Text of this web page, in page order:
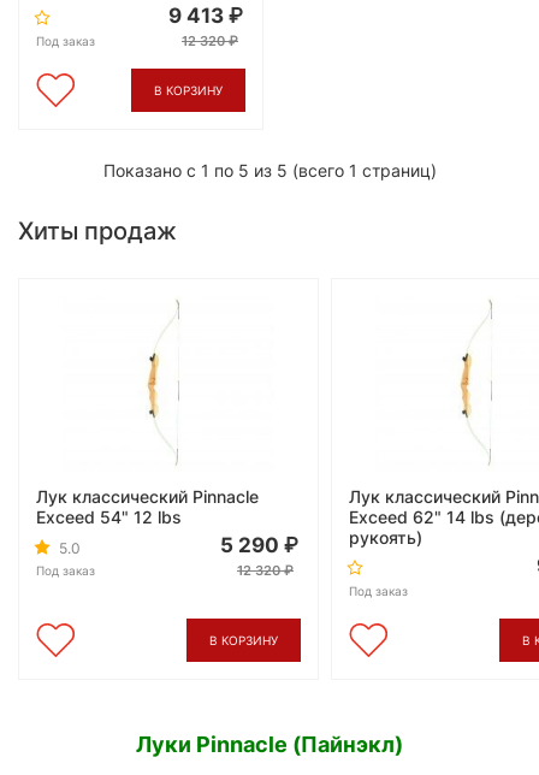
Под заказ
9 413
12 320
В КОРЗИНУ
Показано с 1 по 5 из 5 (всего 1 страниц)
Хиты продаж
Лук классический Pinnacle
Exceed 54" 12 lbs
5.0
Под заказ
5 290
12 320
В КОРЗИНУ
Лук классический
Exceed 62" 14 lbs
рукоять)
Под заказ
В
Луки Pinnacle (Пайнэкл)